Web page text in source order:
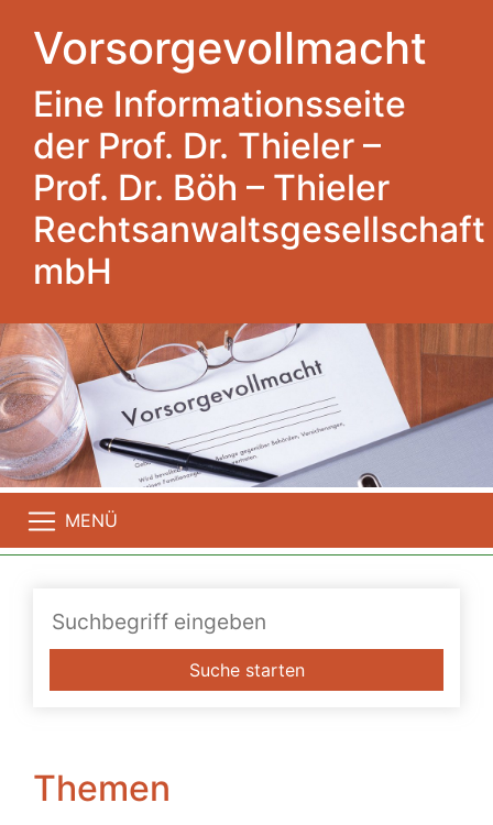
Vorsorgevollmacht
Eine Informationsseite
der Prof. Dr. Thieler –
Prof. Dr. Böh – Thieler
Rechtsanwaltsgesellschaft
mbH
MENÜ
Suche starten
Themen